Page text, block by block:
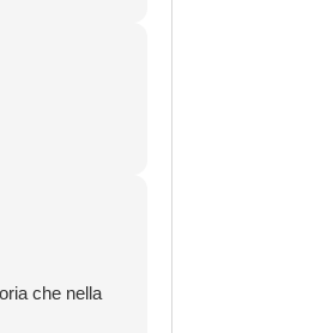
che nella